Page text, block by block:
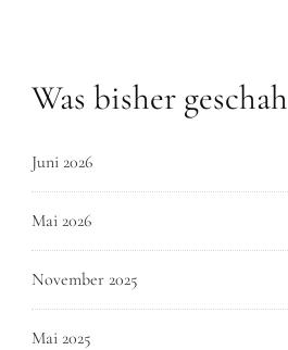
Was bisher geschah
Juni 2026
Mai 2026
November 2025
Mai 2025